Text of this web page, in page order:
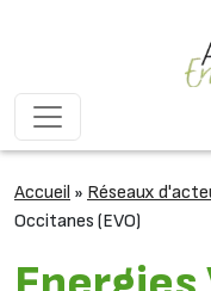
Navigation
Accueil » Réseaux
Occitanes (EVO)